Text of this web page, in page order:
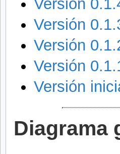
Versión
Versión
Versión
Versión
Versión
Diagrama